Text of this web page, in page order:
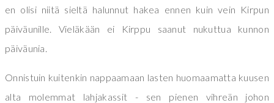
en olisi niitä sieltä halunnut hakea ennen kuin vein Kirpun
päiväunille. Vieläkään ei Kirppu saanut nukuttua kunnon
päiväunia.
Onnistuin kuitenkin nappaamaan lasten huomaamatta kuusen
alta molemmat lahjakassit - sen pienen vihreän johon